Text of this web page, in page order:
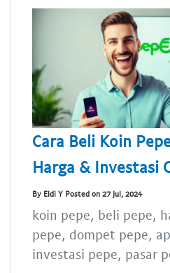
Cara Beli Koin
Harga & Investasi
By Eldi Y Posted on 27 Jul, 2024
koin pepe, beli pepe,
pepe, dompet pepe,
investasi pepe, pasar